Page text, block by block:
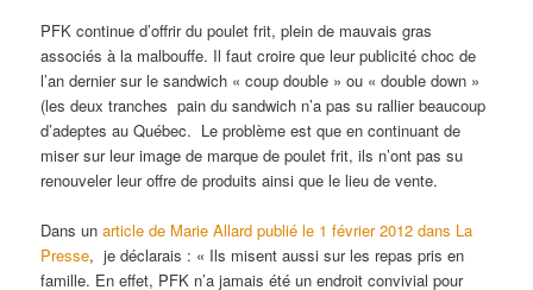
PFK continue d’offrir du poulet frit, plein de mauvais gras
associés à la malbouffe. Il faut croire que leur publicité choc de
l’an dernier sur le sandwich « coup double » ou « double down »
(les deux tranches pain du sandwich n’a pas su rallier beaucoup
d’adeptes au Québec. Le problème est que en continuant de
miser sur leur image de marque de poulet frit, ils n’ont pas su
renouveler leur offre de produits ainsi que le lieu de vente.
Dans unarticle de Marie Allard publié le 1 février 2012 dans La
Presse, je déclarais : « Ils misent aussi sur les repas pris en
famille. En effet, PFK n’a jamais été un endroit convivial pour